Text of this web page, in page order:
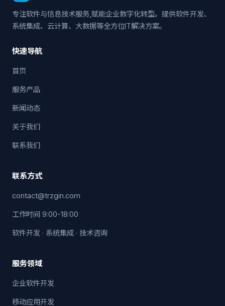
专注软件与信息技术服务,赋能企业数字化转型。提供软件开发、
系统集成、云计算、大数据等全方位IT解决方案。
快速导航
首页
服务产品
新闻动态
关于我们
联系我们
联系方式
contact@trzgin.com
工作时间 9:00-18:00
软件开发 · 系统集成 · 技术咨询
服务领域
企业软件开发
移动应用开发